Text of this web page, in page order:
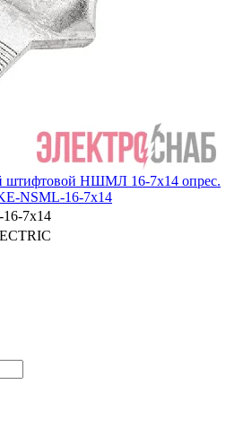
штифтовой НШМЛ 16-7х14 опрес.
NSML-16-7х14
7х14